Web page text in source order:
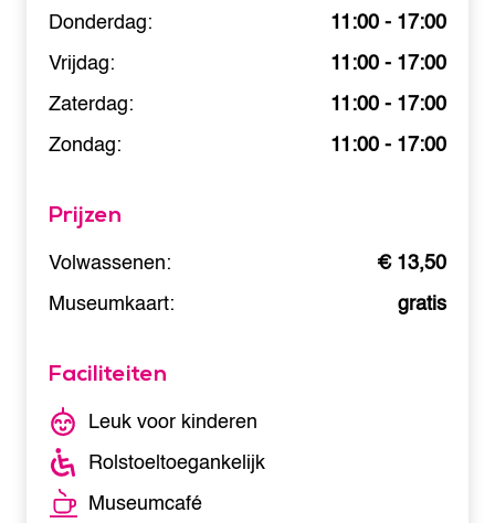
Donderdag:
11:00 - 17:00
Vrijdag:
11:00 - 17:00
Zaterdag:
11:00 - 17:00
Zondag:
11:00 - 17:00
Prijzen
Volwassenen:
€ 13,50
Museumkaart:
gratis
Faciliteiten
Leuk voor kinderen
Rolstoeltoegankelijk
Museumcafé